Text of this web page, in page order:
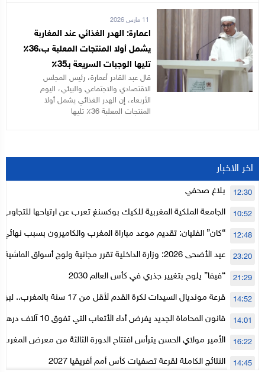
اعمارة: الهدر الغذائي عند المغاربة
يشمل أولا المنتجات المعلبة ب،36٪
تليها الوجبات السريعة بـ35٪
قال عبد القادر أعمارة، رئيس المجلس
الاقتصادي والاجتماعي والبيئي، اليوم
الأربعاء، إن الهدر الغذائي يشمل أولا
المنتجات المعلبة 36٪ تليها
اخر الاخبار
بلاغ صحفي 12:30
الجامعة الملكية المغربية للكيك بوكسنغ تعرب عن ارتياحها
الأعلى للحسابات
10:52
“كان” الفتيان: تقديم موعد مباراة المغرب والكاميرون بسبب نهائي 12:48
عيد الأضحى 2026: وزارة الداخلية تقرر مجانية ولوج أسواق
لتنظيمها
23:20
“فيفا” يلوح بتغيير جذري في كأس العالم 2030 21:29
قرعة مونديال السيدات لكرة القدم لأقل
المستوى الأول
14:52
قانون المحاماة الجديد يفرض أداء الأتعاب التي تفوق 10 آلاف درهم بالشيك 14:01
الأمير مولاي الحسن يترأس افتتاح الدورة الثالثة من معرض المغرب
الإلكترونية
16:22
النتائج الكاملة لقرعة تصفيات كأس أمم أفريقيا 2027 14:45